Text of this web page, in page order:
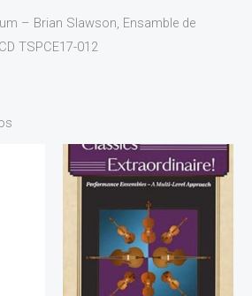
– Brian Slawson, Ensamble de
TSPCE17-012